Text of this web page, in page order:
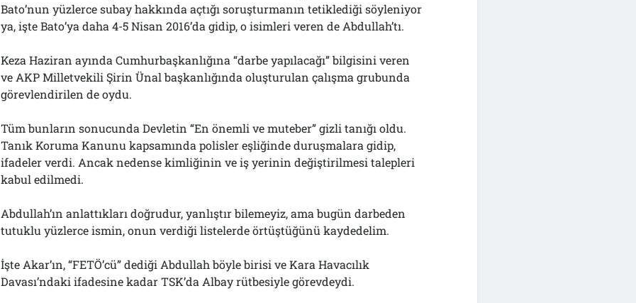
Bato’nun yüzlerce subay hakkında açtığı soruşturmanın tetiklediği söyleniyor
ya, işte Bato’ya daha 4-5 Nisan 2016’da gidip, o isimleri veren de Abdullah’tı.
Keza Haziran ayında Cumhurbaşkanlığına “darbe yapılacağı” bilgisini veren
ve AKP Milletvekili Şirin Ünal başkanlığında oluşturulan çalışma grubunda
görevlendirilen de oydu.
Tüm bunların sonucunda Devletin “En önemli ve muteber” gizli tanığı oldu.
Tanık Koruma Kanunu kapsamında polisler eşliğinde duruşmalara gidip,
ifadeler verdi. Ancak nedense kimliğinin ve iş yerinin değiştirilmesi talepleri
kabul edilmedi.
Abdullah’ın anlattıkları doğrudur, yanlıştır bilemeyiz, ama bugün darbeden
tutuklu yüzlerce ismin, onun verdiği listelerde örtüştüğünü kaydedelim.
İşte Akar’ın, “FETÖ’cü” dediği Abdullah böyle birisi ve Kara Havacılık
Davası’ndaki ifadesine kadar TSK’da Albay rütbesiyle görevdeydi.